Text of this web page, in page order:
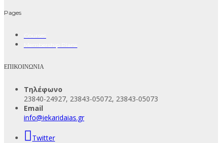
Pages
ΕΠΙΚΟΙΝΩΝΙΑ
Τηλέφωνο
23840-24927, 23843-05072, 23843-05073
Email
info@iekaridaias.gr
Twitter